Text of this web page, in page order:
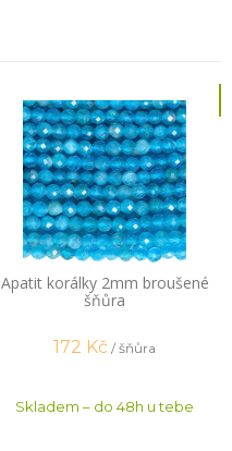
Apatit korálky 2mm broušené
šňůra
172 Kč / šňůra
Skladem – do 48h u tebe